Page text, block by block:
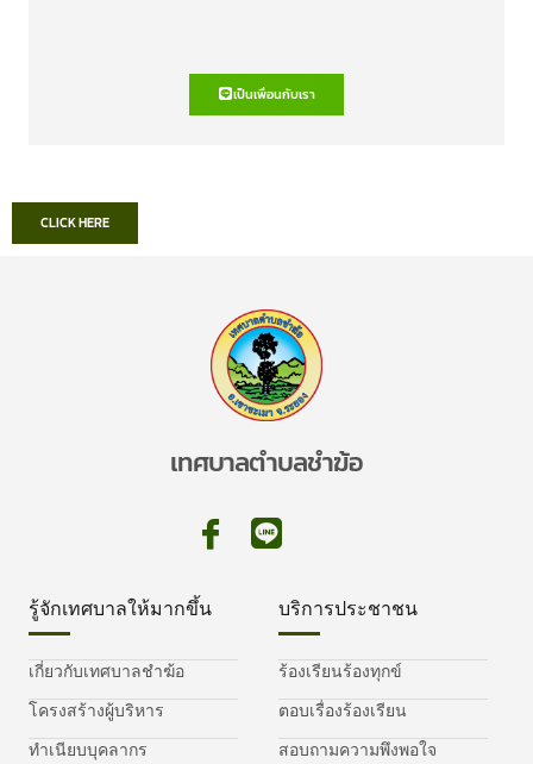
เป็นเพื่อนกับเรา
CLICK HERE
เทศบาลตำบลชำฆ้อ
รู้จักเทศบาลให้มากขึ้น
เกี่ยวกับเทศบาลชำฆ้อ
โครงสร้างผู้บริหาร
ทำเนียบบุคลากร
บริการประชาชน
ร้องเรียนร้องทุกข์
ตอบเรื่องร้องเรียน
สอบถามความพึงพอใจ